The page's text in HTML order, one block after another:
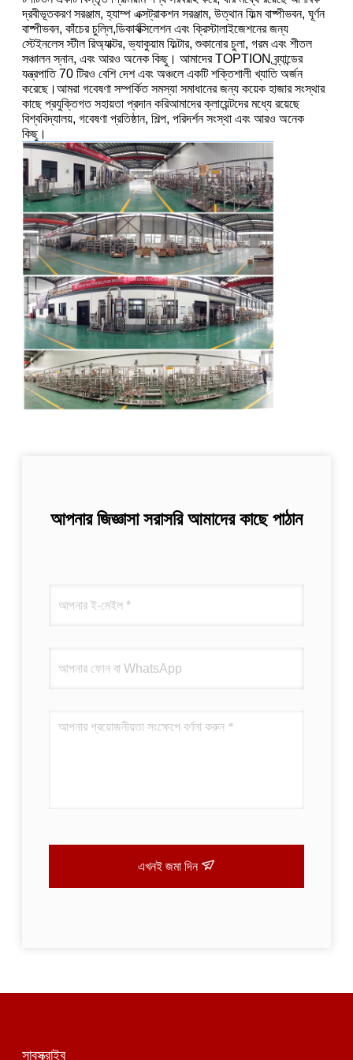
দ্রবীভূতকরণ সরঞ্জাম, হ্যাম্প এক্সট্রাকশন সরঞ্জাম, উত্থান ফিল্ম বাষ্পীভবন, ঘূর্ণন
বাষ্পীভবন, কাঁচের চুল্লি,ডিকার্বক্সিলেশন এবং ক্রিস্টালাইজেশনের জন্য
স্টেইনলেস স্টীল রিঅ্যাক্টর, ভ্যাকুয়াম ফিল্টার, শুকানোর চুলা, গরম এবং শীতল
সঞ্চালন স্নান, এবং আরও অনেক কিছু। আমাদের TOPTION ব্র্যান্ডের
যন্ত্রপাতি 70 টিরও বেশি দেশ এবং অঞ্চলে একটি শক্তিশালী খ্যাতি অর্জন
করেছে।আমরা গবেষণা সম্পর্কিত সমস্যা সমাধানের জন্য কয়েক হাজার সংস্থার
কাছে প্রযুক্তিগত সহায়তা প্রদান করিআমাদের ক্লায়েন্টদের মধ্যে রয়েছে
বিশ্ববিদ্যালয়, গবেষণা প্রতিষ্ঠান, শিল্প, পরিদর্শন সংস্থা এবং আরও অনেক
কিছু।
আপনার জিজ্ঞাসা সরাসরি আমাদের কাছে পাঠান
এখনই জমা দিন
সাবস্ক্রাইব